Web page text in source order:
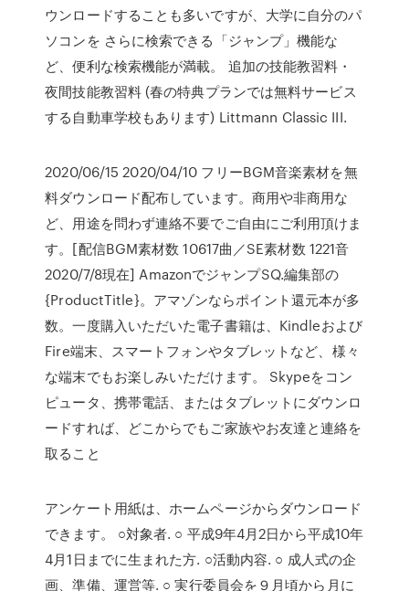
ウンロードすることも多いですが、大学に自分のパ
ソコンを さらに検索できる「ジャンプ」機能な
ど、便利な検索機能が満載。 追加の技能教習料・
夜間技能教習料 (春の特典プランでは無料サービス
する自動車学校もあります) Littmann Classic III.
2020/06/15 2020/04/10 フリーBGM音楽素材を無
料ダウンロード配布しています。商用や非商用な
ど、用途を問わず連絡不要でご自由にご利用頂けま
す。[配信BGM素材数 10617曲／SE素材数 1221音
2020/7/8現在] AmazonでジャンプSQ.編集部の
{ProductTitle}。アマゾンならポイント還元本が多
数。一度購入いただいた電子書籍は、Kindleおよび
Fire端末、スマートフォンやタブレットなど、様々
な端末でもお楽しみいただけます。 Skypeをコン
ピュータ、携帯電話、またはタブレットにダウンロ
ードすれば、どこからでもご家族やお友達と連絡を
取ること
アンケート用紙は、ホームページからダウンロード
できます。 ○対象者. ○ 平成9年4月2日から平成10年
4月1日までに生まれた方. ○活動内容. ○ 成人式の企
画、準備、運営等. ○ 実行委員会を９月頃から月に